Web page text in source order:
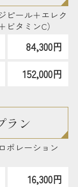
ピール＋エレク
タミンC）
84,300円
152,000円
ラン
ポレーション
16,300円